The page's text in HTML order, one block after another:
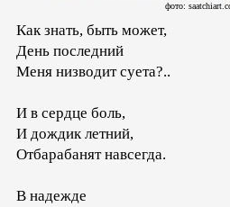
фото:
Как знать, быть может,
День последний
Меня низводит суета?..
И в сердце боль,
И дождик летний,
Отбарабанят навсегда.
В надежде